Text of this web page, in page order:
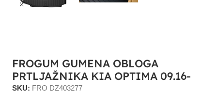
FROGUM GUMENA OBLOGA
PRTLJAŽNIKA KIA OPTIMA 09.16-
SKU: FRO DZ403277